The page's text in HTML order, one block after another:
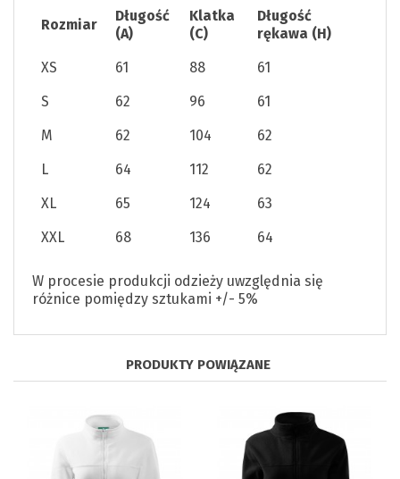
Rozmiar
Długość
(A)
Klatka
(C)
Długość
rękawa (H)
XS
61 88
61
S
62 96
61
M
62 104
62
L
64 112
62
XL
65 124
63
XXL
68 136 64
W procesie produkcji odzieży uwzględnia się
różnice pomiędzy sztukami +/- 5%
PRODUKTY POWIĄZANE